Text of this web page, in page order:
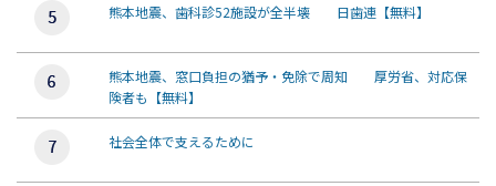
熊本地震、歯科診52施設が全半壊 日歯連【無料】
熊本地震、窓口負担の猶予・免除で周知 厚労省、対応保
険者も【無料】
社会全体で支えるために